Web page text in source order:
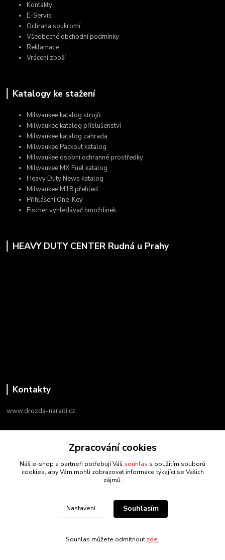
Kontakty
E-Servis
Ochrana soukromí
Všeobecné obchodní podmínky
Reklamace
Vrácení zboží
Katalogy ke stažení
Milwaukee katalog strojů
Milwaukee katalog příslušenství
Milwaukee katalog zahrada
Milwaukee Packout katalog
Milwaukee osobní ochranné prostředky
Milwaukee MX Fuel katalog
Heavy Duty News katalog
Milwaukee M18 přehled
Přihlášení One-Key
Fischer vyhledávač hmoždinek
HEAVY DUTY CENTER Rudná u Prahy
Kontakty
www.drozda-naradi.cz
info@drozda-naradi.cz
drozda-naradi.cz
Zpracování cookies
Náš e-shop a partneři potřebují Váš souhlas s použitím souborů
cookies, aby Vám mohli zobrazovat informace týkající se Vašich
zájmů.
Nastavení Souhlasím
Souhlas můžete odmítnout zde.